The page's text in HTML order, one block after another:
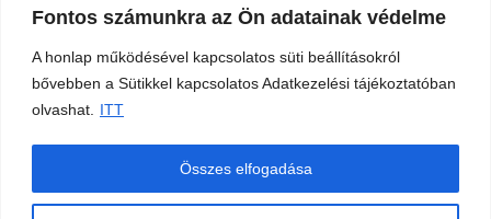
Fontos számunkra az Ön adatainak védelme
A honlap működésével kapcsolatos süti beállításokról
bővebben a Sütikkel kapcsolatos Adatkezelési tájékoztatóban
olvashat.
ITT
Összes elfogadása
toldy@toldykorhaz.hu
AkadálymentesítésiKözérdekű
adatok
Elérhetőségek
Sütik
tájékoztató